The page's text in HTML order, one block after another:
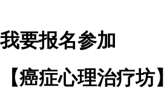
我要报名参加
【癌症心理治疗坊】